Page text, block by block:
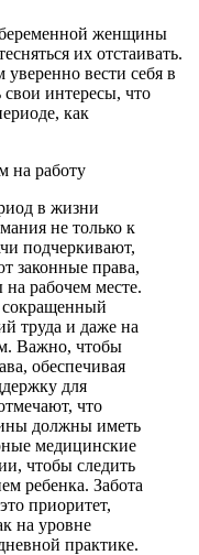
женщины
их отстаивать.
уверенно вести себя в
свои интересы, что
как
в жизни
не только к
подчеркивают,
законные права,
рабочем месте.
труда и даже на
Важно, чтобы
обеспечивая
для
что
должны иметь
медицинские
чтобы следить
ребенка. Забота
приоритет,
на уровне
практике.